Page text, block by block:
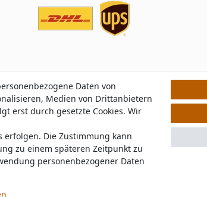
Bewertungen | Bewertungsgrundlage des Anbieters: 5
Daten von
Medien von Drittanbietern
erst durch gesetzte Cookies. Wir
Die Zustimmung kann
zu einem späteren Zeitpunkt zu
personenbezogener Daten
Daten von
Medien von Drittanbietern
erst durch gesetzte Cookies. Wir
Die Zustimmung kann
zu einem späteren Zeitpunkt zu
personenbezogener Daten